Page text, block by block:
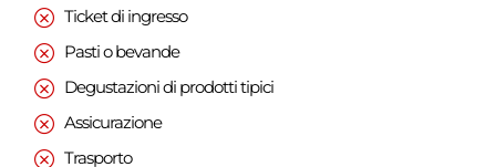
Ticket di ingresso
Pasti o bevande
Degustazioni di prodotti tipici
Assicurazione
Trasporto